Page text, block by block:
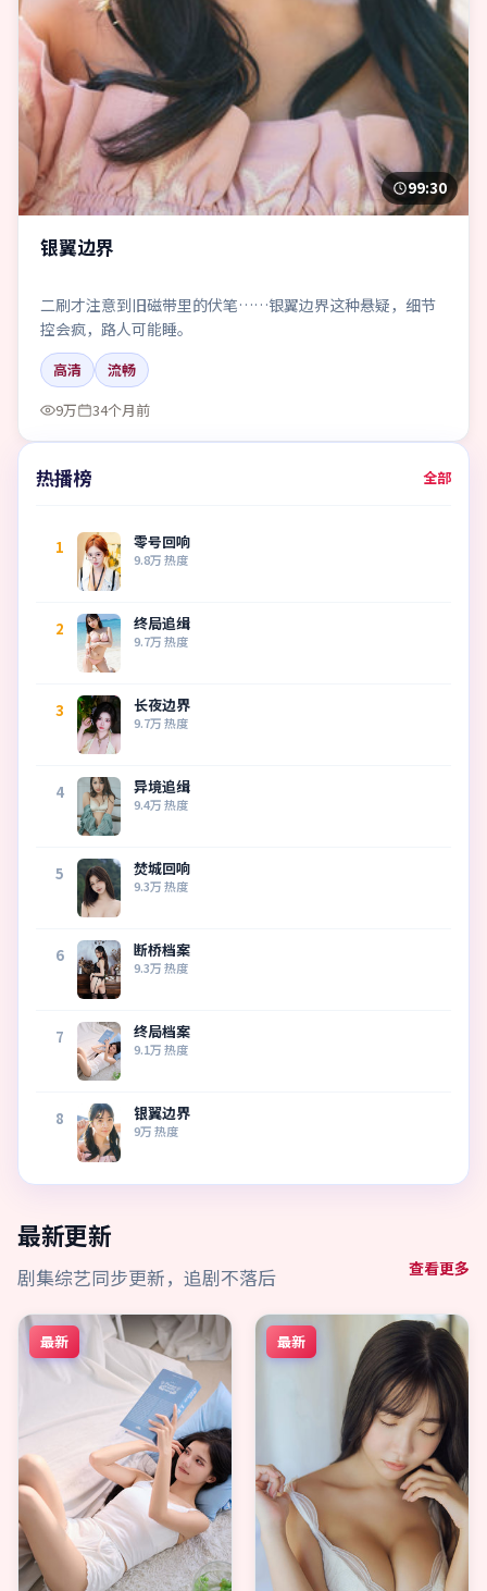
99:30
银翼边界
二刷才注意到旧磁带里的伏笔……银翼边界这种悬疑，细节
控会疯，路人可能睡。
高清
流畅
9万
34个月前
热播榜 全部
1 零号回响
9.8万热度
2 终局追缉
9.7万热度
3 长夜边界
9.7万热度
4 异境追缉
9.4万热度
5 焚城回响
9.3万热度
6 断桥档案
9.3万热度
7 终局档案
9.1万热度
8 银翼边界
9万热度
最新更新
剧集综艺同步更新，追剧不落后 查看更多
最新 最新